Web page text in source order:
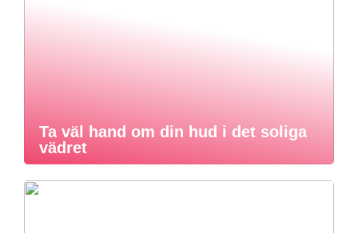
Ta väl hand om din hud i det soliga
vädret